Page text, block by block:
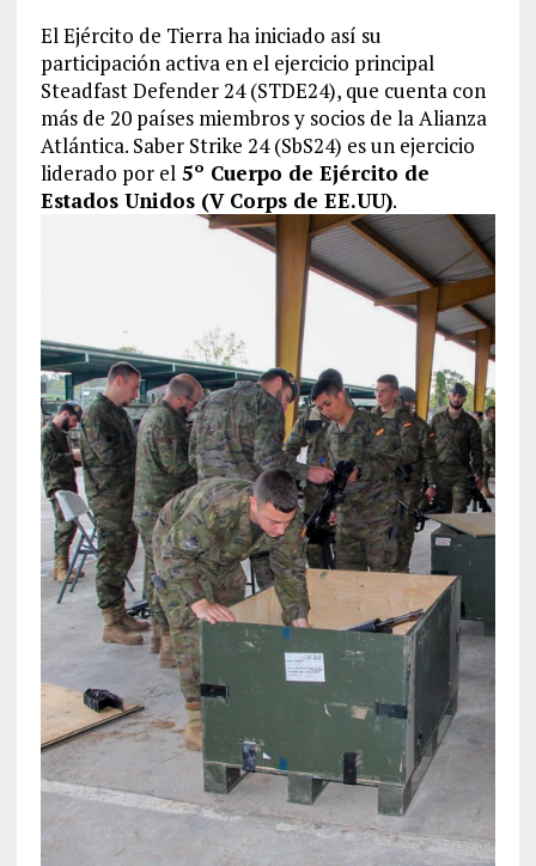
El Ejército de Tierra ha iniciado así su
participación activa en el ejercicio principal
Steadfast Defender 24 (STDE24), que cuenta con
más de 20 países miembros y socios de la Alianza
Atlántica. Saber Strike 24 (SbS24) es un ejercicio
liderado por el5º Cuerpo de Ejército de
Estados Unidos (V Corps de EE.UU).